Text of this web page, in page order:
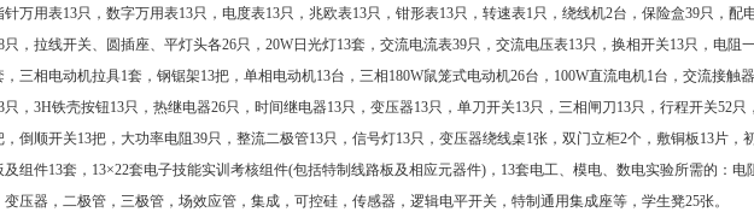
针万用表13只，数字万用表13只，电度表13只，兆欧表13只，钳形表13只，转速表1只，绕线机2台，保险盒39只，配
只，拉线开关、圆插座、平灯头各26只，20W日光灯13套，交流电流表39只，交流电压表13只，换相开关13只，电阻一
三相电动机拉具1套，钢锯架13把，单相电动机13台，三相180W鼠笼式电动机26台，100W直流电机1台，交流接触
只，3H铁壳按钮13只，热继电器26只，时间继电器13只，变压器13只，单刀开关13只，三相闸刀13只，行程开关52只
，倒顺开关13把，大功率电阻39只，整流二极管13只，信号灯13只，变压器绕线桌1张，双门立柜2个，敷铜板13片，
组件13套，13×22套电子技能实训考核组件(包括特制线路板及相应元器件)，13套电工、模电、数电实验所需的：电
压器，二极管，三极管，场效应管，集成，可控硅，传感器，逻辑电平开关，特制通用集成座等，学生凳25张。